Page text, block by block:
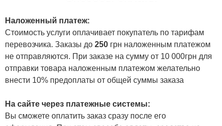
Наложенный платеж:
Стоимость услуги оплачивает покупатель по тарифам
перевозчика. Заказы до 250 грн наложенным платежом
не отправляются. При заказе на сумму от 10 000грн для
отправки товара наложенным платежом желательно
внести 10% предоплаты от общей суммы заказа
На сайте через платежные системы:
Вы сможете оплатить заказ сразу после его